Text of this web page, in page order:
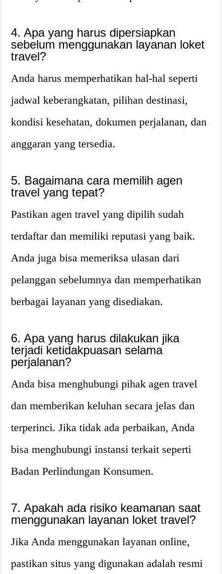
4. Apa yang harus dipersiapkan
sebelum menggunakan layanan loket
travel?
Anda harus memperhatikan hal-hal seperti
jadwal keberangkatan, pilihan destinasi,
kondisi kesehatan, dokumen perjalanan, dan
anggaran yang tersedia.
5. Bagaimana cara memilih agen
travel yang tepat?
Pastikan agen travel yang dipilih sudah
terdaftar dan memiliki reputasi yang baik.
Anda juga bisa memeriksa ulasan dari
pelanggan sebelumnya dan memperhatikan
berbagai layanan yang disediakan.
6. Apa yang harus dilakukan jika
terjadi ketidakpuasan selama
perjalanan?
Anda bisa menghubungi pihak agen travel
dan memberikan keluhan secara jelas dan
terperinci. Jika tidak ada perbaikan, Anda
bisa menghubungi instansi terkait seperti
Badan Perlindungan Konsumen.
7. Apakah ada risiko keamanan saat
menggunakan layanan loket travel?
Jika Anda menggunakan layanan online,
pastikan situs yang digunakan adalah resmi